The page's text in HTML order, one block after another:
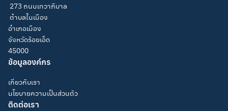
273 ถนนเทวาภิบาล
ตำบลในเมือง
อำเภอเมือง
จังหวัดร้อยเอ็ด
45000
ข้อมูลองค์กร
เกี่ยวกับเรา
นโยบายความเป็นส่วนตัว
ติดต่อเรา